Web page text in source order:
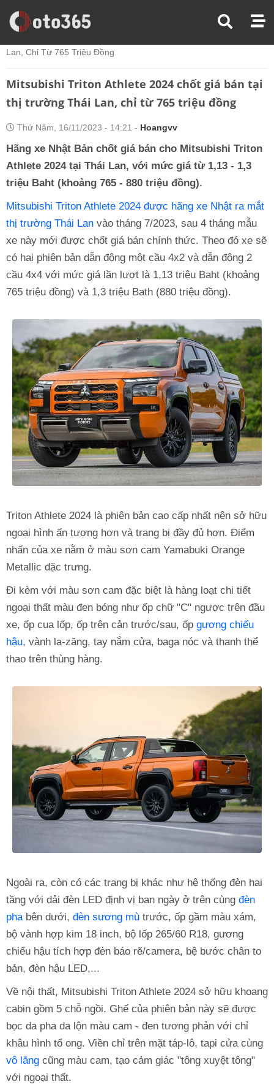
Trang Chủ
Tin Xe
Lan, Chỉ Từ 765 Triệu Đồng
Mitsubishi Triton Athlete 2024 chốt giá bán tại
thị trường Thái Lan, chỉ từ 765 triệu đồng
Thứ Năm, 16/11/2023 - 14:21 - Hoangvv
Hãng xe Nhật Bản chốt giá bán cho Mitsubishi Triton
Athlete 2024 tại Thái Lan, với mức giá từ 1,13 - 1,3
triệu Baht (khoảng 765 - 880 triệu đồng).
Mitsubishi Triton Athlete 2024 được hãng xe Nhật ra mắt
thị trường Thái Lan vào tháng 7/2023, sau 4 tháng mẫu
xe này mới được chốt giá bán chính thức. Theo đó xe sẽ
có hai phiên bản dẫn động một cầu 4x2 và dẫn động 2
cầu 4x4 với mức giá lần lượt là 1,13 triệu Baht (khoảng
765 triệu đồng) và 1,3 triệu Bath (880 triệu đồng).
Triton Athlete 2024 là phiên bản cao cấp nhất nên sở hữu
ngoại hình ấn tượng hơn và trang bị đầy đủ hơn. Điểm
nhấn của xe nằm ở màu sơn cam Yamabuki Orange
Metallic đặc trưng.
Đi kèm với màu sơn cam đặc biệt là hàng loạt chi tiết
ngoại thất màu đen bóng như ốp chữ "C" ngược trên đầu
xe, ốp cua lốp, ốp trên cản trước/sau, ốp gương chiếu
hậu, vành la-zăng, tay nắm cửa, baga nóc và thanh thể
thao trên thùng hàng.
Ngoài ra, còn có các trang bị khác như hệ thống đèn hai
tầng với dải đèn LED định vị ban ngày ở trên cùng đèn
phabên dưới, đèn sương mù trước, ốp gầm màu xám,
bộ vành hợp kim 18 inch, bộ lốp 265/60 R18, gương
chiếu hậu tích hợp đèn báo rẽ/camera, bệ bước chân to
bản, đèn hậu LED,...
Về nội thất, Mitsubishi Triton Athlete 2024 sở hữu khoang
cabin gồm 5 chỗ ngồi. Ghế của phiên bản này sẽ được
bọc da pha da lộn màu cam - đen tương phản với chỉ
khâu hình tổ ong. Viền chỉ trên mặt táp-lô, tapi cửa cùng
vô lăng cũng màu cam, tạo cảm giác "tông xuyệt tông"
với ngoại thất.